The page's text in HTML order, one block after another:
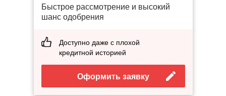
Быстрое рассмотрение и высокий
шанс одобрения
Доступно даже с плохой
кредитной историей
Оформить заявку